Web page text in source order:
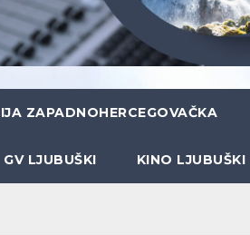
ZAPADNOHERCEGOVAČKA
GV LJUBUŠKI KINO LJUBUŠKI